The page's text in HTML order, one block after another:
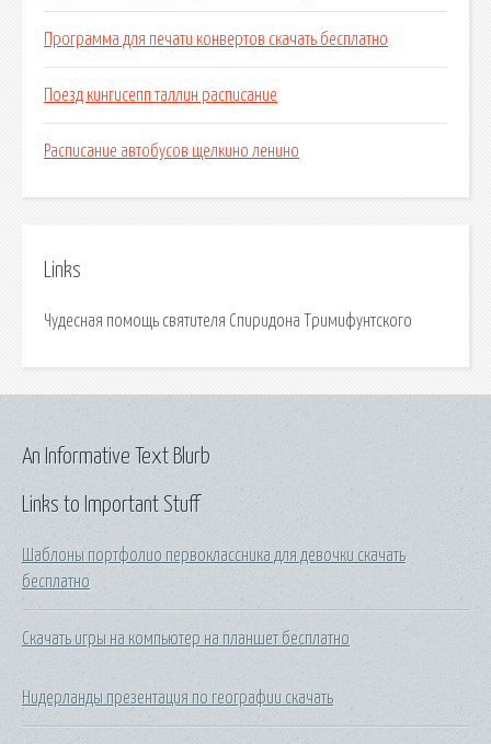
Программа для печати конвертов скачать бесплатно
Поезд кингисепп таллин расписание
Расписание автобусов щелкино ленино
Links
Чудесная помощь святителя Спиридона Тримифунтского
Links to Important Stuff
Шаблоны портфолио первоклассника для девочки скачать
бесплатно
Скачать игры на компьютер на планшет бесплатно
Нидерланды презентация по географии скачать
An Informative Text Blurb